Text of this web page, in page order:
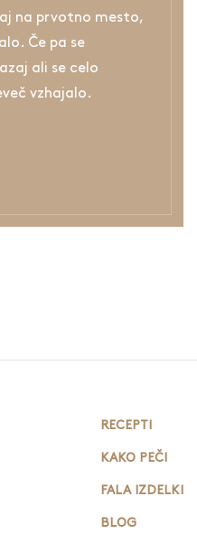
na prvotno mesto,
Če pa se
ali se celo
vzhajalo.
RECEPTI
KAKO PEČI
FALA IZDELKI
BLOG